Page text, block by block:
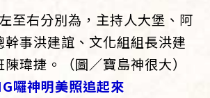
至右分別為，主持人大堡、阿
幹事洪建誼、文化組組長洪建
瑋捷。（圖／寶島神很大）
囉神明美照追起來